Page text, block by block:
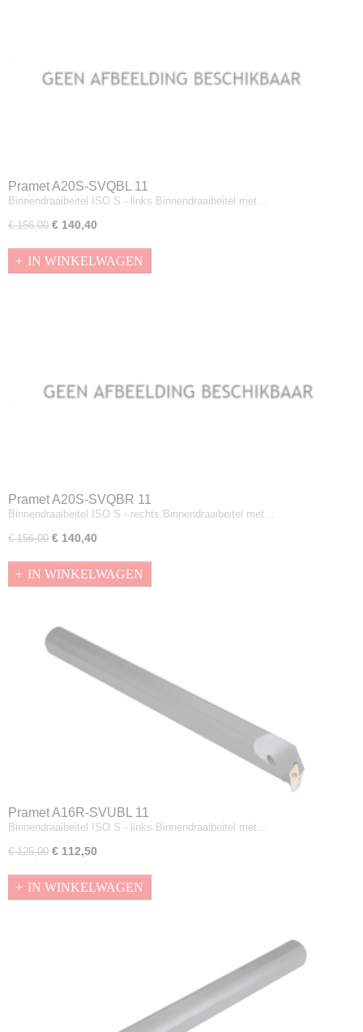
Pramet A20S-SVQBL 11
Binnendraaibeitel ISO S - links.Binnendraaibeitel met…
€ 156,00 € 140,40
IN WINKELWAGEN
Pramet A20S-SVQBR 11
Binnendraaibeitel ISO S - rechts.Binnendraaibeitel met…
€ 156,00 € 140,40
IN WINKELWAGEN
Pramet A16R-SVUBL 11
Binnendraaibeitel ISO S - links.Binnendraaibeitel met…
€ 125,00 € 112,50
IN WINKELWAGEN